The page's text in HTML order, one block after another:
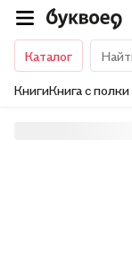
Каталог
КнигиКнига с полки